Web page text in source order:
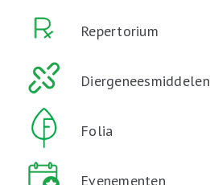
Repertorium
Diergeneesmiddelen
Folia
Evenementen